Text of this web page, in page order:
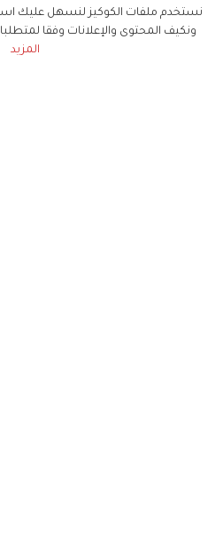
نستخدم ملفات الكوكيز لنسهل عليك
ونكيف المحتوى والإعلانات وفقا
المزيد